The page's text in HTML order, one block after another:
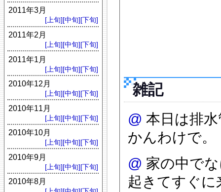
雑記
@ 本日は排
かんわけで。
@ 家の中で
起きてすぐ
2011年3月
[上旬][中旬][下旬]
2011年2月
[上旬][中旬][下旬]
2011年1月
[上旬][中旬][下旬]
2010年12月
[上旬][中旬][下旬]
2010年11月
[上旬][中旬][下旬]
2010年10月
[上旬][中旬][下旬]
2010年9月
[上旬][中旬][下旬]
2010年8月